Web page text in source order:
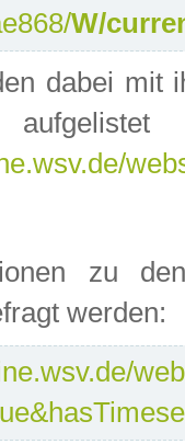
W/
dabei mit
zu
werden: